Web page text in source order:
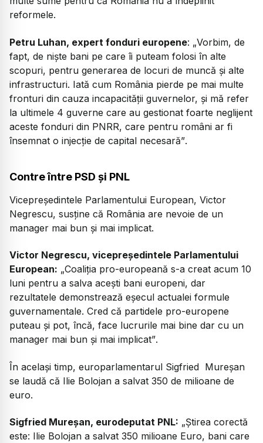
reformele.
Petru Luhan, expert fonduri europene: „Vorbim, de
fapt, de niște bani pe care îi puteam folosi în alte
scopuri, pentru generarea de locuri de muncă și alte
infrastructuri. Iată cum România pierde pe mai multe
fronturi din cauza incapacității guvernelor, și mă refer
la ultimele 4 guverne care au gestionat foarte neglijent
aceste fonduri din PNRR, care pentru români ar fi
însemnat o injecție de capital necesară”.
Contre între PSD și PNL
Vicepreședintele Parlamentului European, Victor
Negrescu, susține că România are nevoie de un
manager mai bun și mai implicat.
Victor Negrescu, vicepreședintele Parlamentului
European: „Coaliția pro-europeană s-a creat acum 10
luni pentru a salva acești bani europeni, dar
rezultatele demonstrează eșecul actualei formule
guvernamentale. Cred că partidele pro-europene
puteau și pot, încă, face lucrurile mai bine dar cu un
manager mai bun și mai implicat”.
În același timp, europarlamentarul Sigfried Mureșan
se laudă că Ilie Bolojan a salvat 350 de milioane de
euro.
Sigfried Mureșan, eurodeputat PNL: „Știrea corectă
este: Ilie Bolojan a salvat 350 milioane Euro, bani care